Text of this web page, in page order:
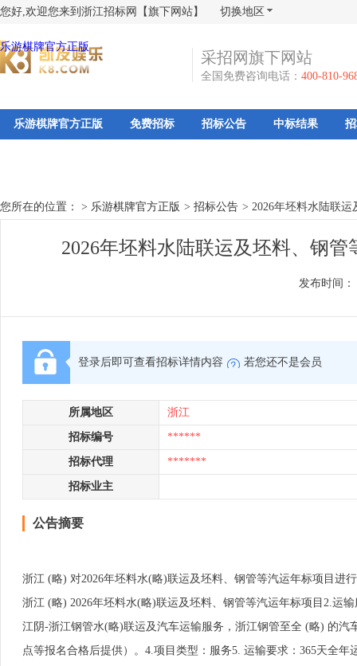
您好,欢迎您来到浙江招标网【旗下网站】 切换地区
乐游棋牌官方正版
采招网旗下网站
全国免费咨询电话： 400-810-
乐游棋牌官方正版 免费招标 招标公告 中标结果
您所在的位置： > 乐游棋牌官方正版 > 招标公告 > 2026年坯料水陆联
2026年坯料水陆联运及坯料、钢
发布时间：
登录后即可查看招标详情内容 若您还不是会员
所属地区 浙江
招标编号 ******
招标代理 *******
招标业主
公告摘要
浙江 (略) 对2026年坯料水(略)联运及坯料、钢管等汽运年标项目进
浙江 (略) 2026年坯料水(略)联运及坯料、钢管等汽运年标项目2.运
江阴-浙江钢管水(略)联运及汽车运输服务，浙江钢管至全 (略) 的
点等报名合格后提供）。4.项目类型：服务5. 运输要求：365天全